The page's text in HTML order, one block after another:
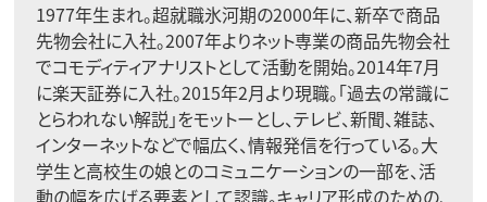
1977年生まれ。超就職氷河期の2000年に、新卒で商品
先物会社に入社。2007年よりネット専業の商品先物会社
でコモディティアナリストとして活動を開始。2014年7月
に楽天証券に入社。2015年2月より現職。「過去の常識に
とらわれない解説」をモットーとし、テレビ、新聞、雑誌、
インターネットなどで幅広く、情報発信を行っている。大
学生と高校生の娘とのコミュニケーションの一部を、活
動の幅を広げる要素として認識。キャリア形成のための、